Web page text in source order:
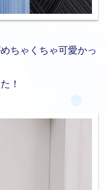
ちゃくちゃ可愛かっ
！